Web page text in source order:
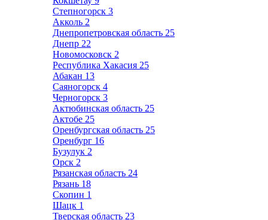
Степногорск 3
Акколь 2
Днепропетровская область 25
Днепр 22
Новомосковск 2
Республика Хакасия 25
Абакан 13
Саяногорск 4
Черногорск 3
Актюбинская область 25
Актобе 25
Оренбургская область 25
Оренбург 16
Бузулук 2
Орск 2
Рязанская область 24
Рязань 18
Скопин 1
Шацк 1
Тверская область 23